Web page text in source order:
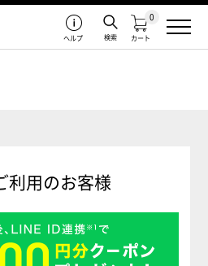
カート
0
検索
ヘルプ
利用のお客様